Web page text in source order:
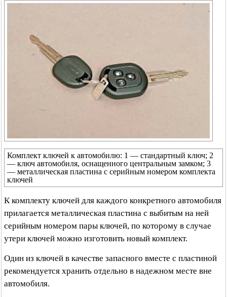
Комплект ключей к автомобилю: 1 — стандартный ключ; 2
— ключ автомобиля, оснащенного центральным замком; 3
— металлическая пластина с серийным номером комплекта
ключей
К комплекту ключей для каждого конкретного автомобиля
прилагается металлическая пластина с выбитым на ней
серийным номером пары ключей, по которому в случае
утери ключей можно изготовить новый комплект.
Один из ключей в качестве запасного вместе с пластиной
рекомендуется хранить отдельно в надежном месте вне
автомобиля.